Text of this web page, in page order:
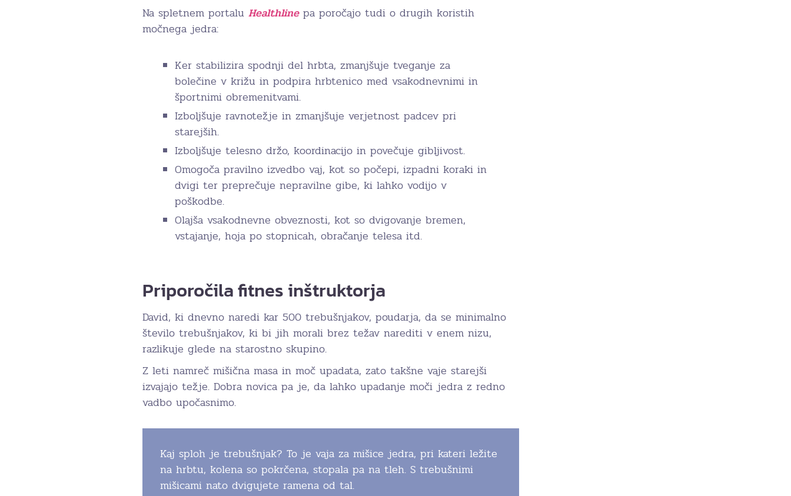
Na spletnem portalu Healthline pa poročajo tudi o drugih koristih
močnega jedra:
Ker stabilizira spodnji del hrbta, zmanjšuje tveganje za
bolečine v križu in podpira hrbtenico med vsakodnevnimi in
športnimi obremenitvami.
Izboljšuje ravnotežje in zmanjšuje verjetnost padcev pri
starejših.
Izboljšuje telesno držo, koordinacijo in povečuje gibljivost.
Omogoča pravilno izvedbo vaj, kot so počepi, izpadni koraki in
dvigi ter preprečuje nepravilne gibe, ki lahko vodijo v
poškodbe.
Olajša vsakodnevne obveznosti, kot so dvigovanje bremen,
vstajanje, hoja po stopnicah, obračanje telesa itd.
Priporočila fitnes inštruktorja
David, ki dnevno naredi kar 500 trebušnjakov, poudarja, da se minimalno
število trebušnjakov, ki bi jih morali brez težav narediti v enem nizu,
razlikuje glede na starostno skupino.
Z leti namreč mišična masa in moč upadata, zato takšne vaje starejši
izvajajo težje. Dobra novica pa je, da lahko upadanje moči jedra z redno
vadbo upočasnimo.
Kaj sploh je trebušnjak? To je vaja za mišice jedra, pri kateri ležite
na hrbtu, kolena so pokrčena, stopala pa na tleh. S trebušnimi
mišicami nato dvigujete ramena od tal.